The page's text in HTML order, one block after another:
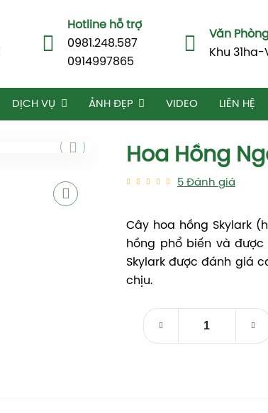
Hotline hỗ trợ
0981.248.587
0914997865
Văn
Khu
DỊCH VỤ ẢNH ĐẸP VIDEO LIÊN HỆ
Hoa Hồng
5 Đánh giá
Cây hoa hồng Skylark
hồng phổ biến và
Skylark được đánh giá
chịu.